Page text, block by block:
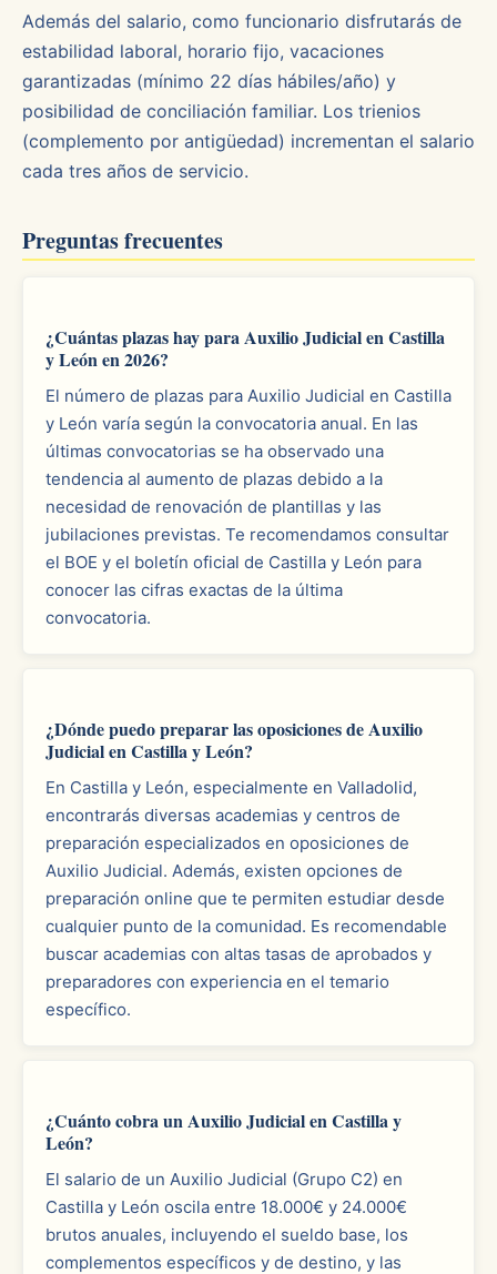
Además del salario, como funcionario disfrutarás de
estabilidad laboral, horario fijo, vacaciones
garantizadas (mínimo 22 días hábiles/año) y
posibilidad de conciliación familiar. Los trienios
(complemento por antigüedad) incrementan el salario
cada tres años de servicio.
Preguntas frecuentes
¿Cuántas plazas hay para Auxilio Judicial en Castilla
y León en 2026?
El número de plazas para Auxilio Judicial en Castilla
y León varía según la convocatoria anual. En las
últimas convocatorias se ha observado una
tendencia al aumento de plazas debido a la
necesidad de renovación de plantillas y las
jubilaciones previstas. Te recomendamos consultar
el BOE y el boletín oficial de Castilla y León para
conocer las cifras exactas de la última
convocatoria.
¿Dónde puedo preparar las oposiciones de Auxilio
Judicial en Castilla y León?
En Castilla y León, especialmente en Valladolid,
encontrarás diversas academias y centros de
preparación especializados en oposiciones de
Auxilio Judicial. Además, existen opciones de
preparación online que te permiten estudiar desde
cualquier punto de la comunidad. Es recomendable
buscar academias con altas tasas de aprobados y
preparadores con experiencia en el temario
específico.
¿Cuánto cobra un Auxilio Judicial en Castilla y
León?
El salario de un Auxilio Judicial (Grupo C2) en
Castilla y León oscila entre 18.000€ y 24.000€
brutos anuales, incluyendo el sueldo base, los
complementos específicos y de destino, y las